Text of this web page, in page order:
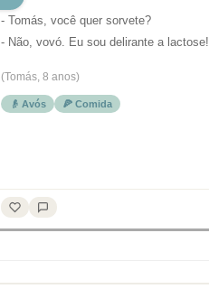
- Tomás, você quer sorvete?
- Não, vovó. Eu sou delirante a lactose!
(Tomás, 8 anos)
👴 Avós 🍕 Comida